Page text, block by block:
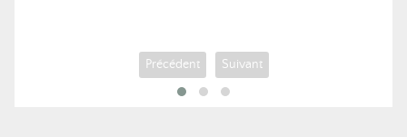
Précédent Suivant